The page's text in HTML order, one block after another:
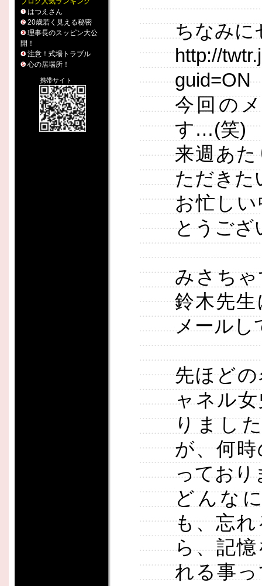
はつえさん
20歳若く見える秘密
理事長のスッピン大公
開！
注意！式場トラブル
心の居場所！
携帯サイト
ちなみに
http://
guid=ON
今回の
す…(笑)
来週あ
ただきた
お忙し
とうござ
みさち
鈴木先
メールし
先ほど
ャネル
りまし
が、何
っており
どんな
も、忘
ら、記
れる事